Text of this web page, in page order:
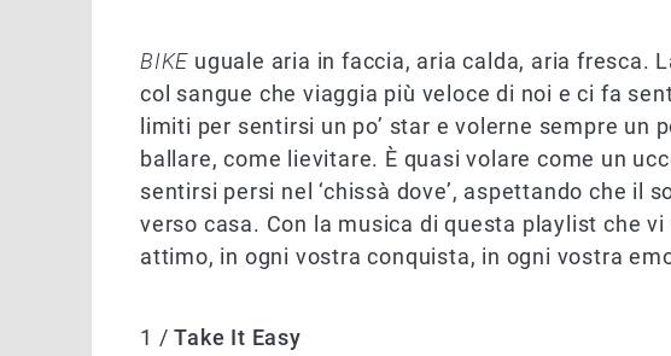
BIKE uguale aria in faccia, aria calda, aria fresca.
col sangue che viaggia più veloce di noi e ci fa
limiti per sentirsi un po’ star e volerne sempre un
ballare, come lievitare. È quasi volare come un
sentirsi persi nel ‘chissà dove’, aspettando che il
verso casa. Con la musica di questa playlist che
attimo, in ogni vostra conquista, in ogni vostra
1 /Take It Easy